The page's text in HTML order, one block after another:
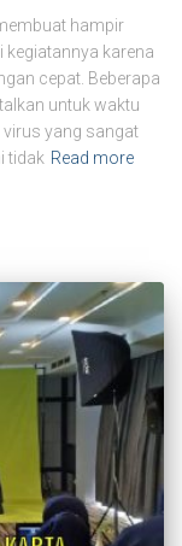
hampir
karena
cepat. Beberapa
untuk waktu
virus yang sangat
tidak Read more